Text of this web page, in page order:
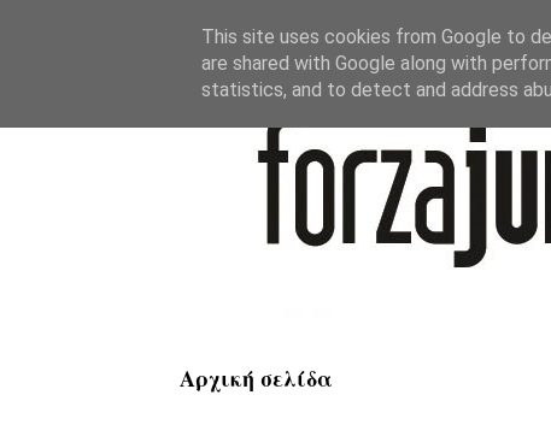
Αρχική σελίδα
This site uses cookies from Google to
are shared with Google along with
statistics, and to detect and address